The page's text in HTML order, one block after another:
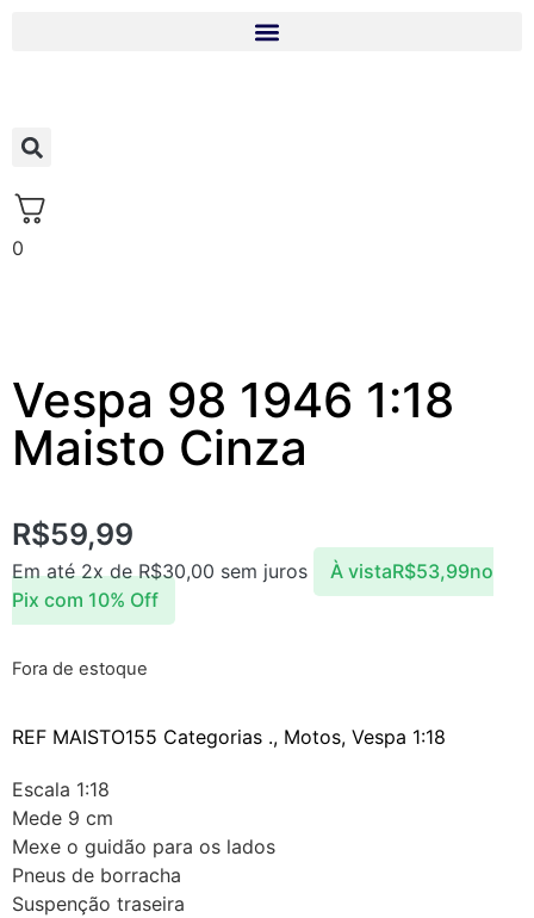
0
Vespa 98 1946 1:18
Maisto Cinza
R$59,99
Em até 2x deR$30,00 sem juros À vistaR$53,99no
Pix com 10% Off
Fora de estoque
REF MAISTO155 Categorias ., Motos, Vespa 1:18
Escala 1:18
Mede 9 cm
Mexe o guidão para os lados
Pneus de borracha
Suspenção traseira